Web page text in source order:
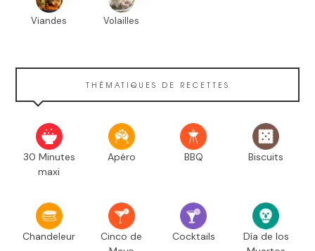
Viandes Volailles
THÉMATIQUES DE RECETTES
30 Minutes
maxi
Apéro BBQ Biscuits
Chandeleur
Cinco de
Cocktails
Día de los